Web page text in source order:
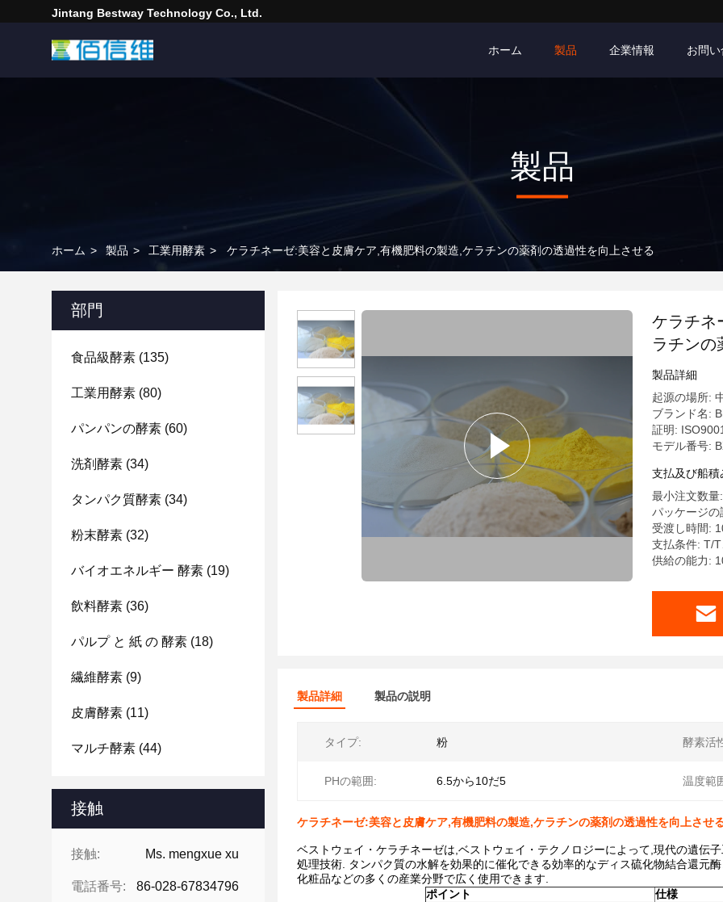
Jintang Bestway Technology Co., Ltd.
ホーム 製品 企業情報 お問
製品
ホーム > 製品 > 工業用酵素 > ケラチネーゼ:美容と皮膚ケア,有機肥料の製造,ケラチンの薬剤の透過性を向上させる
部門
食品級酵素 (135)
工業用酵素 (80)
パンパンの酵素 (60)
洗剤酵素 (34)
タンパク質酵素 (34)
粉末酵素 (32)
バイオエネルギー 酵素 (19)
飲料酵素 (36)
パルプ と 紙 の 酵素 (18)
繊維酵素 (9)
皮膚酵素 (11)
マルチ酵素 (44)
接触
接触: Ms. mengxue xu
電話番号: 86-028-67834796
ケラチネ
ラチンの
製品詳細
起源の場所:
ブランド名:
証明:
モデル番号:
支払及び船積
最小注文数量
パッケージ
受渡し時間:
支払条件: T/
供給の能力:
製品詳細 製品の説明
タイプ: 粉 酵素活
PHの範囲: 6.5から10だ5 温度範
ケラチネーゼ:美容と皮膚ケア,有機肥料の製造,ケラチンの薬剤の透過性を向上させ
ベストウェイ・ケラチネーゼは,ベストウェイ・テクノロジーによって,現代の遺伝
処理技術. タンパク質の水解を効果的に催化できる効率的なディス硫化物結合還元
化粧品などの多くの産業分野で広く使用できます.
ポイント
仕様